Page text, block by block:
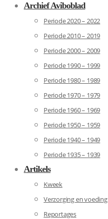
Archief Aviboblad
Periode 2020 – 2022
Periode 2010 – 2019
Periode 2000 – 2009
Periode 1990 – 1999
Periode 1980 – 1989
Periode 1970 – 1979
Periode 1960 – 1969
Periode 1950 – 1959
Periode 1940 – 1949
Periode 1935 – 1939
Artikels
Kweek
Verzorging en voeding
Reportages